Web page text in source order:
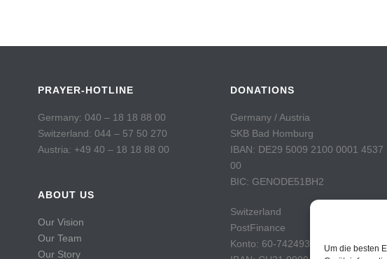
Um die besten
PRAYER-HOTLINE
Germany: 040 – 18 18 88 00
Switzerland: 044 – 57 50 270
Austria: +49 40 – 18 18 88 00
ABOUT US
Our Vision
Our Team
Our Story
DONATIONS
Germany / Austria
SKB Bad Homburg
IBAN: DE29 5009 2100 0001 4537
00
BIC: GENODE51BH2
Switzerland
PostFinance
Konto: 60-742493-7